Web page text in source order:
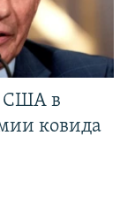
США в
ковида